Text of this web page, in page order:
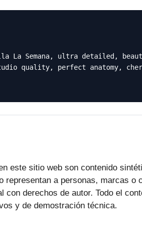
La Semana, ultra detailed,
quality, perfect anatomy,
este sitio web son contenido
representan a personas, marcas o
con derechos de autor. Todo el
y de demostración técnica.